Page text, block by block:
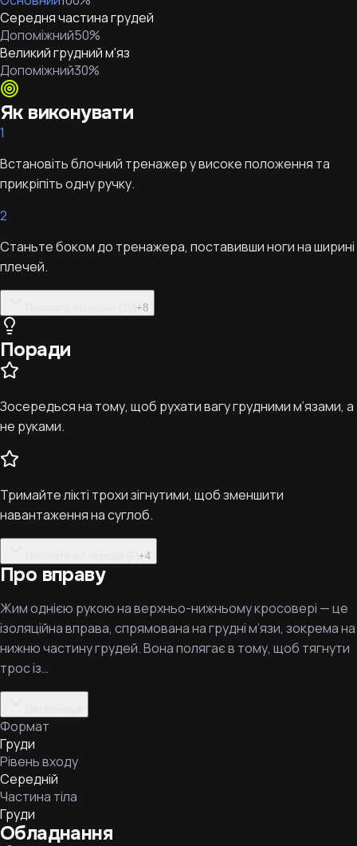
Середня частина грудей
Допоміжний50%
Великий грудний м'яз
Допоміжний30%
Як виконувати
1
Встановіть блочний тренажер у високе положення та
прикріпіть одну ручку.
2
Станьте боком до тренажера, поставивши ноги на ширині
плечей.
+8
Поради
Зосередься на тому, щоб рухати вагу грудними м’язами, а
не руками.
Тримайте лікті трохи зігнутими, щоб зменшити
навантаження на суглоб.
+4
Про вправу
Жим однією рукою на верхньо-нижньому кросовері — це
ізоляційна вправа, спрямована на грудні м’язи, зокрема на
нижню частину грудей. Вона полягає в тому, щоб тягнути
трос із…
Формат
Груди
Рівень входу
Середній
Частина тіла
Груди
Обладнання